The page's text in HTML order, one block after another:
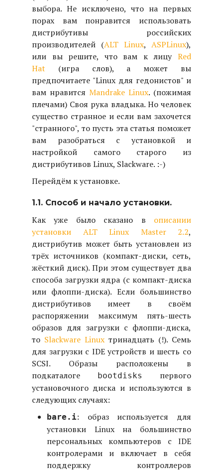
выбора. Не исключено, что на первых
порах вам понравится использовать
дистрибутивы российских
производителей (ALT Linux, ASPLinux),
или вы решите, что вам к лицу Red
Hat (игра слов), а может вы
предпочитаете "Linux для гедонистов" и
вам нравится Mandrake Linux. (пожимая
плечами) Своя рука владыка. Но человек
существо странное и если вам захочется
"странного", то пусть эта статья поможет
вам разобраться с установкой и
настройкой самого старого из
дистрибутивов Linux, Slackware. :-)
Перейдём к установке.
1.1. Способ и начало установки.
Как уже было сказано в описании
установки ALT Linux Master 2.2,
дистрибутив может быть установлен из
трёх источников (компакт-диски, сеть,
жёсткий диск). При этом существует два
способа загрузки ядра (с компакт-диска
или флоппи-диска). Если большинство
дистрибутивов имеет в своём
распоряжении максимум пять-шесть
образов для загрузки с флоппи-диска,
то Slackware Linux тринадцать (!). Семь
для загрузки с IDE устройств и шесть со
SCSI. Образы расположены в
подкаталоге
bootdisks
первого
установочного диска и используются в
следующих случаях:
bare.i: образ используется для
установки Linux на большинство
персональных компьютеров с IDE
контролерами и включает в себя
поддержку контроллеров